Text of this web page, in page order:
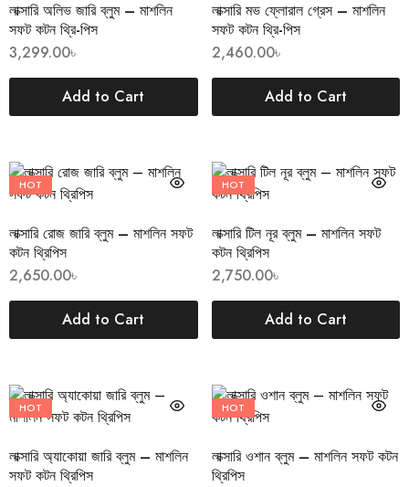
লাক্সারি অলিভ জারি ব্লুম – মাশলিন
সফট কটন থ্রি-পিস
3,299.00৳
Add to Cart
লাক্সারি মভ ফ্লোরাল গ্রেস – মাশলিন
সফট কটন থ্রি-পিস
2,460.00৳
Add to Cart
HOT
লাক্সারি রোজ জারি ব্লুম – মাশলিন সফট
কটন থ্রিপিস
2,650.00৳
Add to Cart
HOT
লাক্সারি টিল নূর ব্লুম – মাশলিন সফট
কটন থ্রিপিস
2,750.00৳
Add to Cart
HOT
লাক্সারি অ্যাকোয়া জারি ব্লুম – মাশলিন
সফট কটন থ্রিপিস
HOT
লাক্সারি ওশান ব্লুম – মাশলিন সফট কটন
থ্রিপিস